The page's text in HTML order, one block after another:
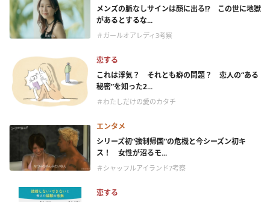
メンズの脈なしサインは顔に出る!? この世に地獄
があるとするな...
＃ガールオアレディ3考察
恋する
これは浮気？ それとも癖の問題？ 恋人の“ある
秘密”を知った2...
＃わたしだけの愛のカタチ
エンタメ
シリーズ初“強制帰国”の危機と今シーズン初キ
ス！ 女性が沼るモ...
＃シャッフルアイランド7考察
恋する